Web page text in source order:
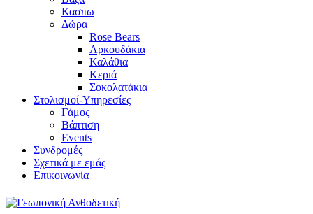
Κασπω
Δώρα
Rose Bears
Αρκουδάκια
Καλάθια
Κεριά
Σοκολατάκια
Στολισμοί-Υπηρεσίες
Γάμος
Βάπτιση
Events
Συνδρομές
Σχετικά με εμάς
Επικοινωνία